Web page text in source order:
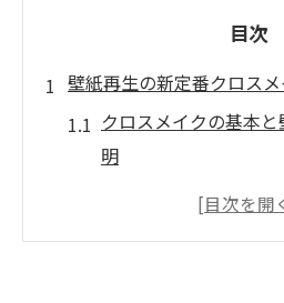
目次
壁紙再生の新定番クロス
クロスメイクの基本
明
従来工法とクロスメ